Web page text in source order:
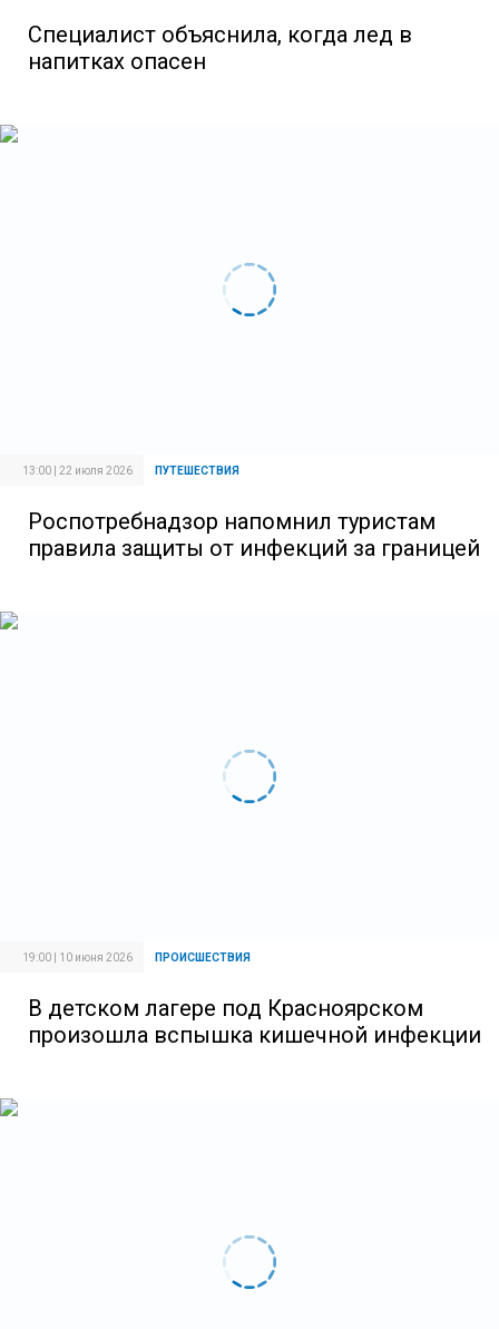
Специалист объяснила, когда лед в
напитках опасен
13:00 | 22 июля 2026 ПУТЕШЕСТВИЯ
Роспотребнадзор напомнил туристам
правила защиты от инфекций за границей
19:00 | 10 июня 2026 ПРОИСШЕСТВИЯ
В детском лагере под Красноярском
произошла вспышка кишечной инфекции